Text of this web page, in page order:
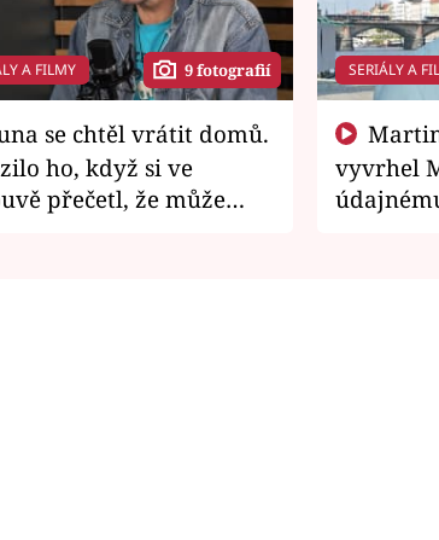
A FILMY 9 fotografií
ho, když si ve
přečetl, že může
SERIÁLY A
vyvrhel
je v